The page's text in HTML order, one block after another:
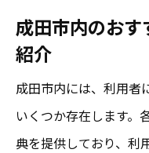
成田市内のお
紹介
成田市内には、利用者
いくつか存在します。
典を提供しており、利